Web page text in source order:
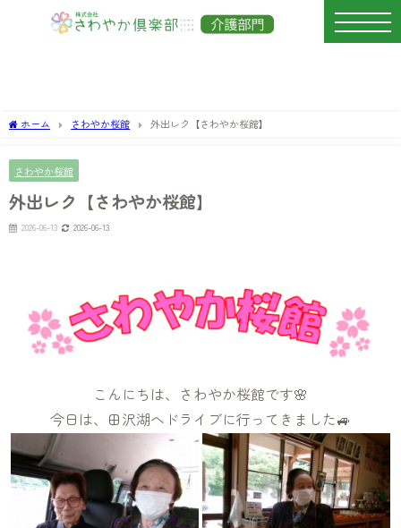
ホーム さわやか桜館 外出レク【さわやか桜館】
さわやか桜館
外出レク【さわやか桜館】
2026-06-13 2026-06-13
こんにちは、さわやか桜館です🌸
今日は、田沢湖へドライブに行ってきました🚙